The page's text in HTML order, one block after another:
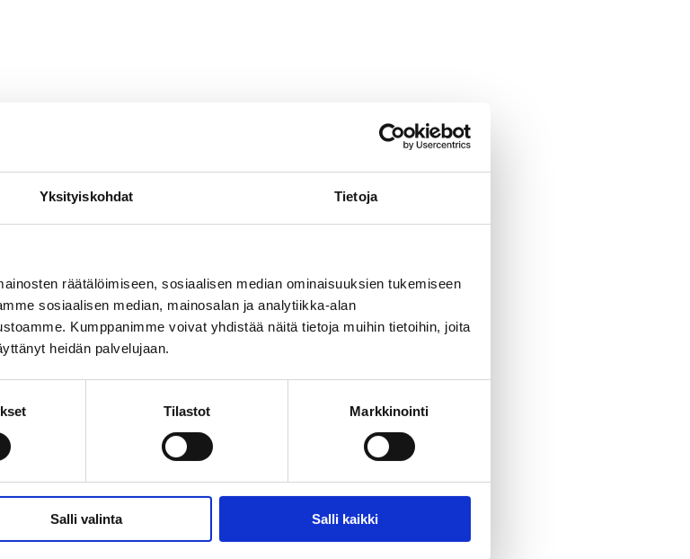
Yksityiskohdat Tietoja
räätälöimiseen, sosiaalisen median ominaisuuksien tukemiseen
sosiaalisen median, mainosalan ja analytiikka-alan
Kumppanimme voivat yhdistää näitä tietoja muihin tietoihin, joita
heidän palvelujaan.
Tilastot Markkinointi
Salli valinta Salli kaikki